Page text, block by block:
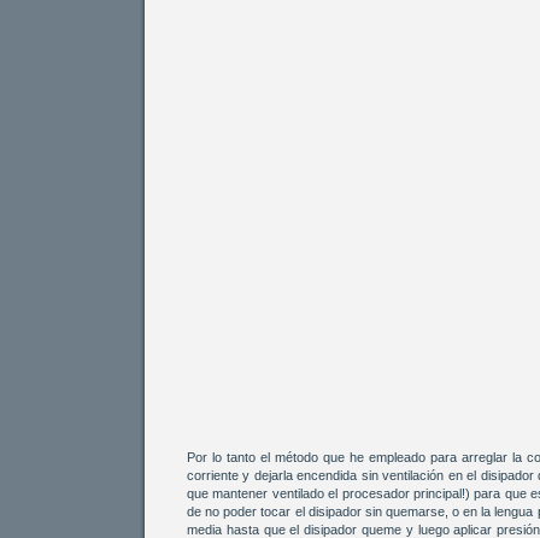
Por lo tanto el método que he empleado para arreglar la
corriente y dejarla encendida sin ventilación en el
que mantener ventilado el procesador principal!) para que
de no poder tocar el disipador sin quemarse, o en la lengua
media hasta que el disipador queme y luego aplicar